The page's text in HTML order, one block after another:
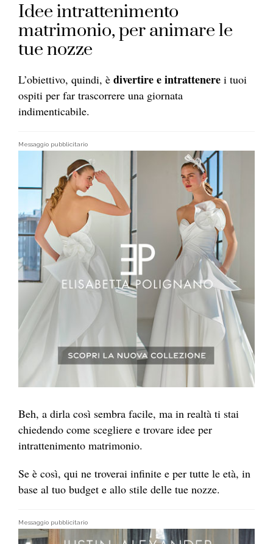
Idee intrattenimento
matrimonio, per animare le
tue nozze
L’obiettivo, quindi, è divertire e intrattenere i tuoi
ospiti per far trascorrere una giornata
indimenticabile.
Messaggio pubblicitario
Beh, a dirla così sembra facile, ma in realtà ti stai
chiedendo come scegliere e trovare idee per
intrattenimento matrimonio.
Se è così, qui ne troverai infinite e per tutte le età, in
base al tuo budget e allo stile delle tue nozze.
Messaggio pubblicitario